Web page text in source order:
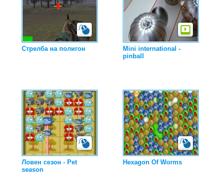
Стрелба на полигон
Mini international -
pinball
Ловен сезон - Pet
season
Hexagon Of Worms